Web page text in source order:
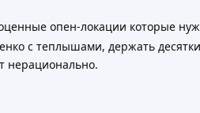
опен-локации которые
с теплышами, держать
нерационально.